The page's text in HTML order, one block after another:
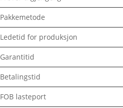
Pakkemetode
Ledetid for produksjon
Garantitid
Betalingstid
FOB lasteport